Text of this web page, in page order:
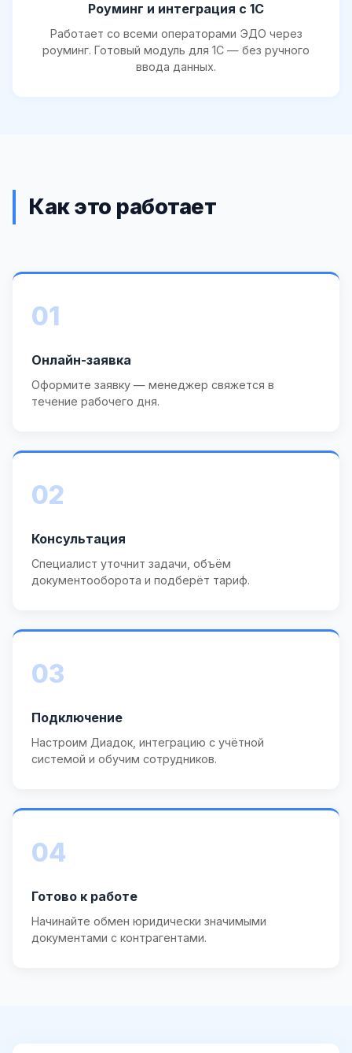
Роуминг и интеграция с 1С
Работает со всеми операторами ЭДО через
роуминг. Готовый модуль для 1С — без ручного
ввода данных.
Как это работает
01
Онлайн-заявка
Оформите заявку — менеджер свяжется в
течение рабочего дня.
02
Консультация
Специалист уточнит задачи, объём
документооборота и подберёт тариф.
03
Подключение
Настроим Диадок, интеграцию с учётной
системой и обучим сотрудников.
04
Готово к работе
Начинайте обмен юридически значимыми
документами с контрагентами.